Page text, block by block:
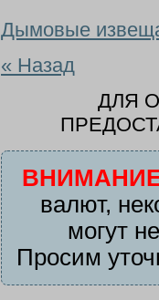
Дымовые
« Назад
ДЛЯ
валют,
могут
Просим